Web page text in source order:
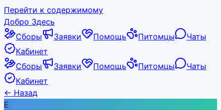
Перейти к содержимому
Добро Здесь
Сборы
Заявки Помощь Питомцы
Чаты
Кабинет
Сборы
Заявки Помощь Питомцы
Чаты
Кабинет
← Назад
Е